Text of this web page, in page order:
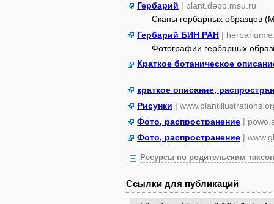
Гербарий | plant.depo.msu.ru
Сканы гербарных образцов
Гербарий БИН РАН |
Фотографии гербарных
Краткое ботаническое
краткое описание,
Рисунки |
Фото, распространение |
Фото, распространение |
Ресурсы по родительским
Ссылки для публикаций